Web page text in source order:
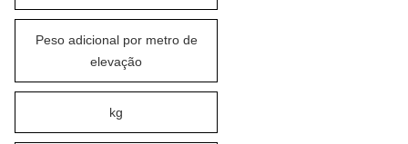
Peso adicional por metro de
elevação
kg